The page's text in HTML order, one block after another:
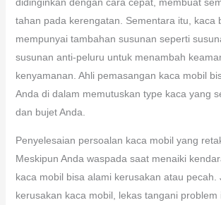
tahan pada kerengatan. Sementara itu, kaca
mempunyai tambahan susunan seperti
susunan anti-peluru untuk menambah
kenyamanan. Ahli pemasangan kaca mobil
Anda di dalam memutuskan type kaca yang
dan bujet Anda.
Penyelesaian persoalan kaca mobil yang
Meskipun Anda waspada saat menaiki
kaca mobil bisa alami kerusakan atau pecah.
kerusakan kaca mobil, lekas tangani problem